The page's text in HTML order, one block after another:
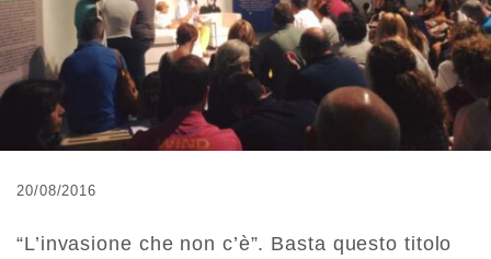
20/08/2016
“L’invasione che non c’è”. Basta questo titolo